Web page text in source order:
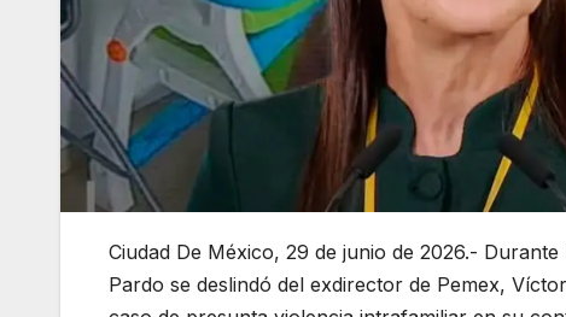
Ciudad De México, 29 de junio de 2026.-
Pardo se deslindó del exdirector de Pemex,